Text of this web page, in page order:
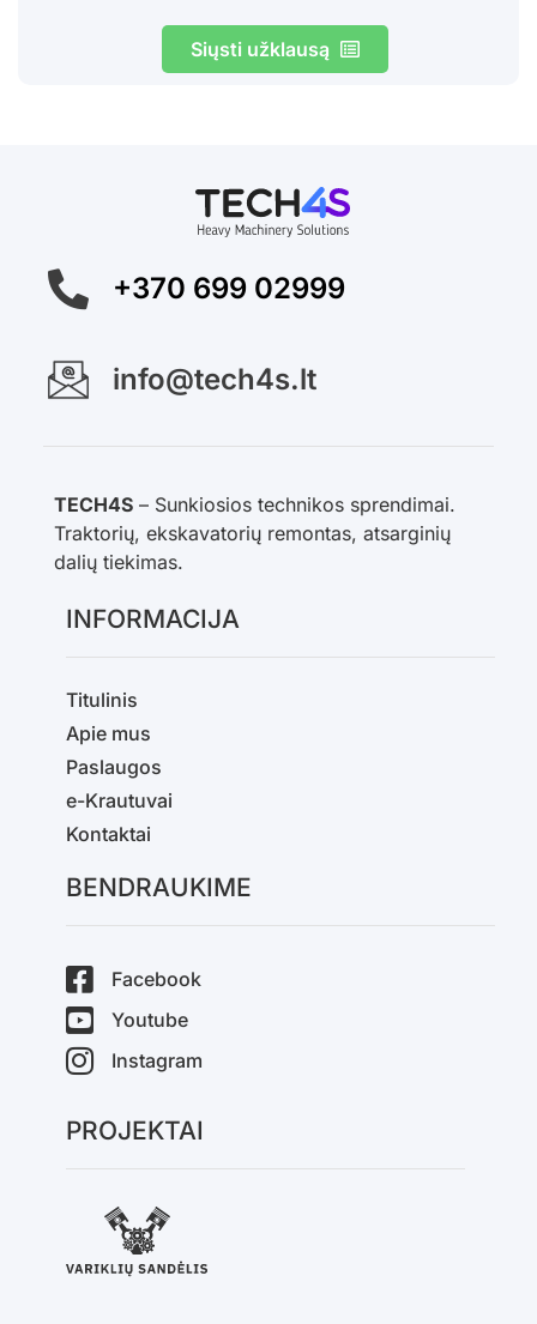
Siųsti užklausą
+370 699 02999
info@tech4s.lt
TECH4S – Sunkiosios technikos sprendimai.
Traktorių, ekskavatorių remontas, atsarginių
dalių tiekimas.
INFORMACIJA
Titulinis
Apie mus
Paslaugos
e-Krautuvai
Kontaktai
BENDRAUKIME
Facebook
Youtube
Instagram
PROJEKTAI